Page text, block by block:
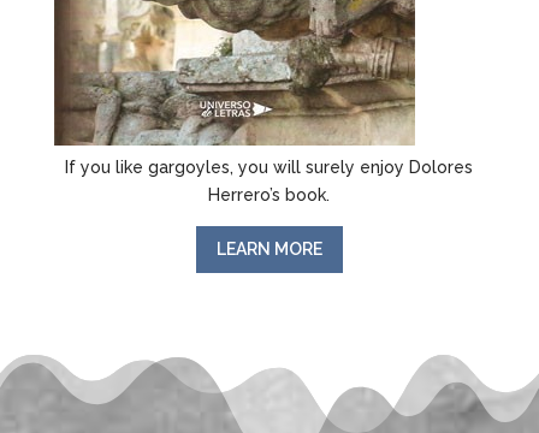
If you like gargoyles, you will surely enjoy Dolores
Herrero’s book.
LEARN MORE